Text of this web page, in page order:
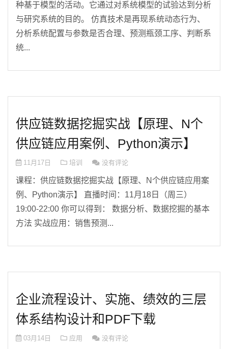
种基于模型的活动。它通过对系统模型的试验达到分析
与研究系统的目的。 仿真技术是再现系统动态行为、
分析系统配置与参数是否合理、预测瓶颈工序、判断系
统...
供应链数据挖掘实战【原理、N个
供应链应用案例、Python演示】
11月17日 培训 没有评论
课程：供应链数据挖掘实战【原理、N个供应链应用案
例、Python演示】 直播时间：11月18日（周三）
19:00-22:00 你可以得到： 数据分析、数据挖掘的基本
方法 实战应用：销售预测...
企业流程设计、实施、绩效的三层
体系结构设计和PDF下载
03月14日 应用 没有评论